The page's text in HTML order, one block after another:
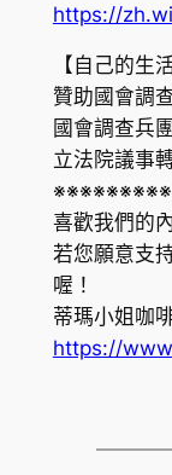
https://
【自己的生
贊助國會調
國會調查兵
立法院議事
喜歡我們的
若您願意支
喔！
蒂瑪小姐咖
https://